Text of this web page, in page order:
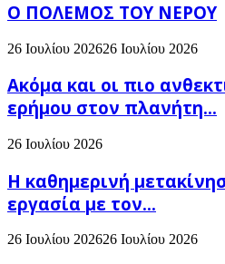
Ο ΠΟΛΕΜΟΣ ΤΟΥ ΝΕΡΟΥ
26 Ιουλίου 202626 Ιουλίου 2026
Ακόμα και οι πιο
ερήμου στον πλανήτη...
26 Ιουλίου 2026
H καθημερινή
εργασία με τον...
26 Ιουλίου 202626 Ιουλίου 2026